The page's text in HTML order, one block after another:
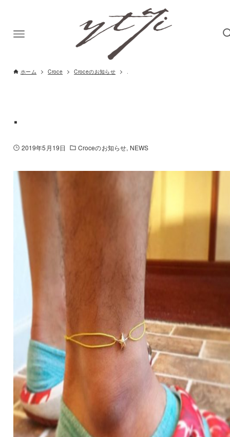
ホーム Croce Croceのお知らせ .
.
2019年5月19日 Croceのお知らせ NEWS